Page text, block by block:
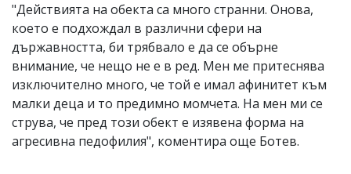
"Действията на обекта са много странни. Онова,
което е подхождал в различни сфери на
държавността, би трябвало е да се обърне
внимание, че нещо не е в ред. Мен ме притеснява
изключително много, че той е имал афинитет към
малки деца и то предимно момчета. На мен ми се
струва, че пред този обект е изявена форма на
агресивна педофилия", коментира още Ботев.